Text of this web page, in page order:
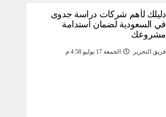
دليلك لأهم شركات دراسة جدوى
في السعودية لضمان استدامة
مشروعك
فريق التحرير الجمعة 17 يوليو 4:58 م